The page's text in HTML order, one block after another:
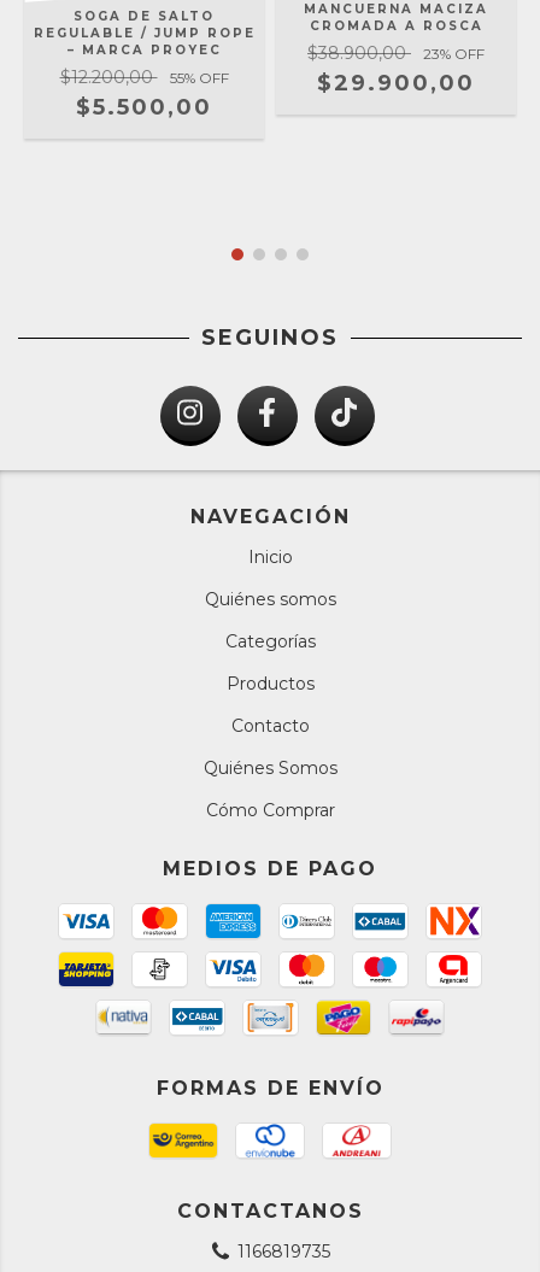
SOGA DE SALTO
REGULABLE / JUMP ROPE
– MARCA PROYEC
$12.200,00 55% OFF
$5.500,00
MANCUERNA MACIZA
CROMADA A ROSCA
$38.900,00 23% OFF
$29.900,00
SEGUINOS
NAVEGACIÓN
Inicio
Quiénes somos
Categorías
Productos
Contacto
Quiénes Somos
Cómo Comprar
MEDIOS DE PAGO
FORMAS DE ENVÍO
CONTACTANOS
1166819735